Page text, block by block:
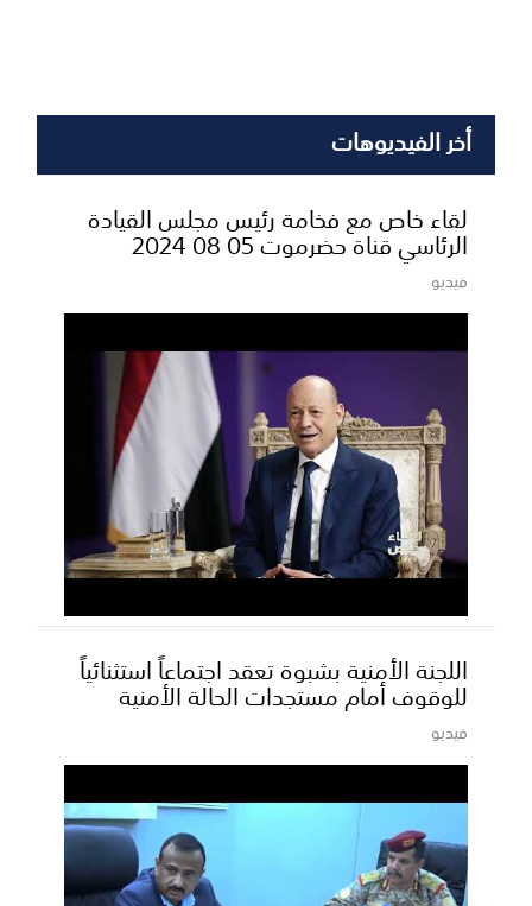
أخر الفيديوهات
لقاء خاص مع فخامة رئيس مجلس القيادة
الرئاسي قناة حضرموت 05 08 2024
فيديو
اللجنة الأمنية بشبوة تعقد اجتماعاً استثنائياً
للوقوف أمام مستجدات الحالة الأمنية
فيديو